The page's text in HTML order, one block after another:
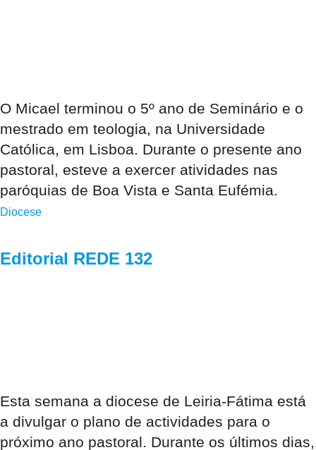
O Micael terminou o 5º ano de Seminário e o
mestrado em teologia, na Universidade
Católica, em Lisboa. Durante o presente ano
pastoral, esteve a exercer atividades nas
paróquias de Boa Vista e Santa Eufémia.
Diocese
Editorial REDE 132
Esta semana a diocese de Leiria-Fátima está
a divulgar o plano de actividades para o
próximo ano pastoral. Durante os últimos dias,